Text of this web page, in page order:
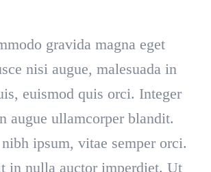
gravida magna eget
nisi augue, malesuada in
euismod quis orci. Integer
augue ullamcorper blandit.
ipsum, vitae semper orci.
in nulla auctor imperdiet. Ut